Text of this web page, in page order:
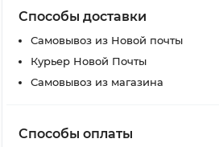
Способы доставки
Самовывоз из Новой почты
Курьер Новой Почты
Самовывоз из магазина
Способы оплаты